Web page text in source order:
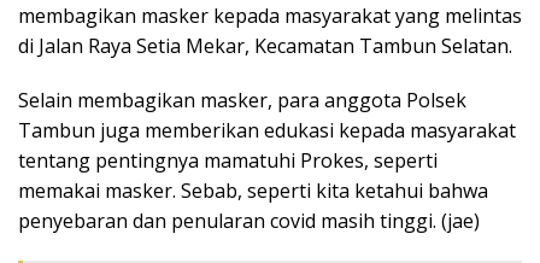
membagikan masker kepada masyarakat yang melintas
di Jalan Raya Setia Mekar, Kecamatan Tambun Selatan.
Selain membagikan masker, para anggota Polsek
Tambun juga memberikan edukasi kepada masyarakat
tentang pentingnya mamatuhi Prokes, seperti
memakai masker. Sebab, seperti kita ketahui bahwa
penyebaran dan penularan covid masih tinggi. (jae)